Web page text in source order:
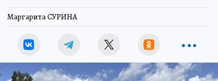
Маргарита СУРИНА